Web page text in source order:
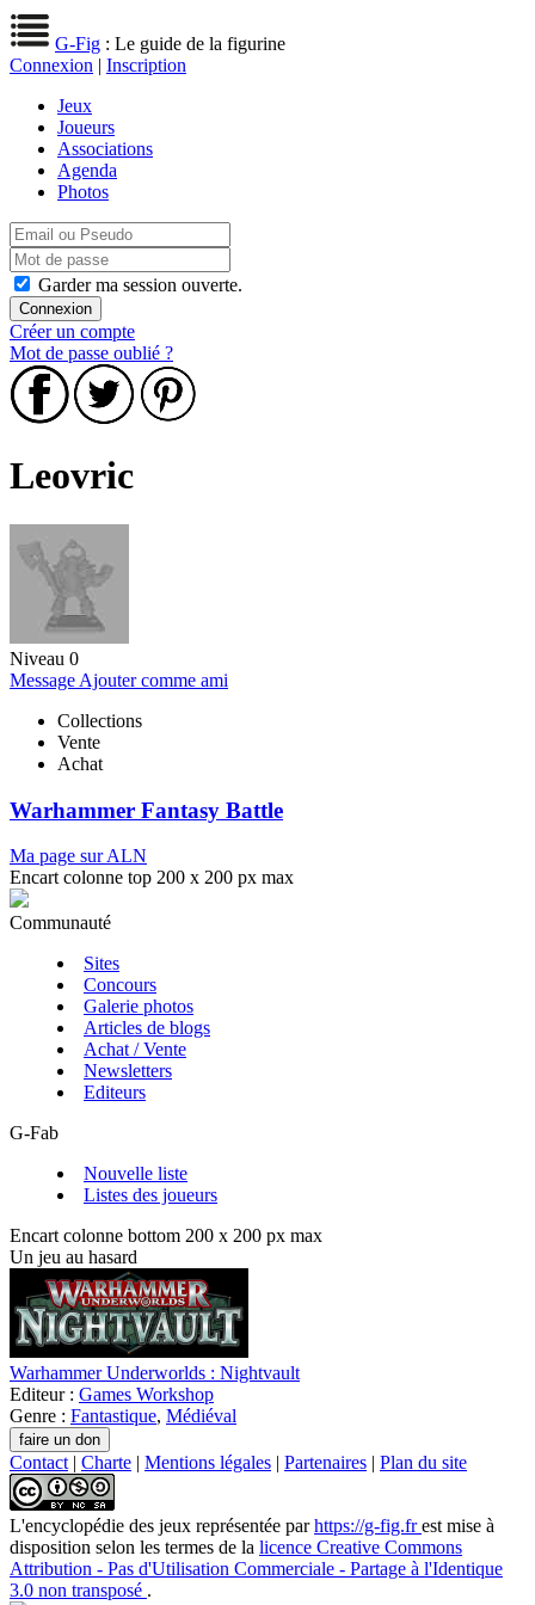
G-Fig : Le guide de la figurine
Connexion | Inscription
Jeux
Joueurs
Associations
Agenda
Photos
Garder ma session ouverte.
Créer un compte
Mot de passe oublié ?
Leovric
Niveau 0
Message Ajouter comme ami
Collections
Vente
Achat
Warhammer Fantasy Battle
Ma page sur ALN
Encart colonne top 200 x 200 px max
Communauté
Sites
Concours
Galerie photos
Articles de blogs
Achat / Vente
Newsletters
Editeurs
G-Fab
Nouvelle liste
Listes des joueurs
Encart colonne bottom 200 x 200 px max
Un jeu au hasard
Warhammer Underworlds : Nightvault
Editeur : Games Workshop
Genre : Fantastique, Médiéval
Contact | Charte | Mentions légales | Partenaires | Plan du site
L'encyclopédie des jeux représentée parhttps://g-fig.frest mise à
disposition selon les termes de la licence Creative Commons
Attribution - Pas d'Utilisation Commerciale - Partage à l'Identique
3.0 non transposé .